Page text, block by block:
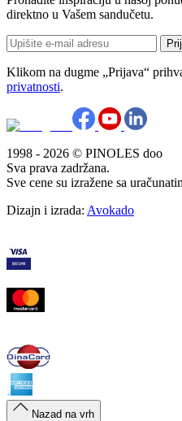
direktno u Vašem sandučetu.
Klikom na dugme „Prijava“
privatnosti.
1998 - 2026 © PINOLES doo
Sva prava zadržana.
Sve cene su izražene sa
Dizajn i izrada: Avokado
Nazad na vrh